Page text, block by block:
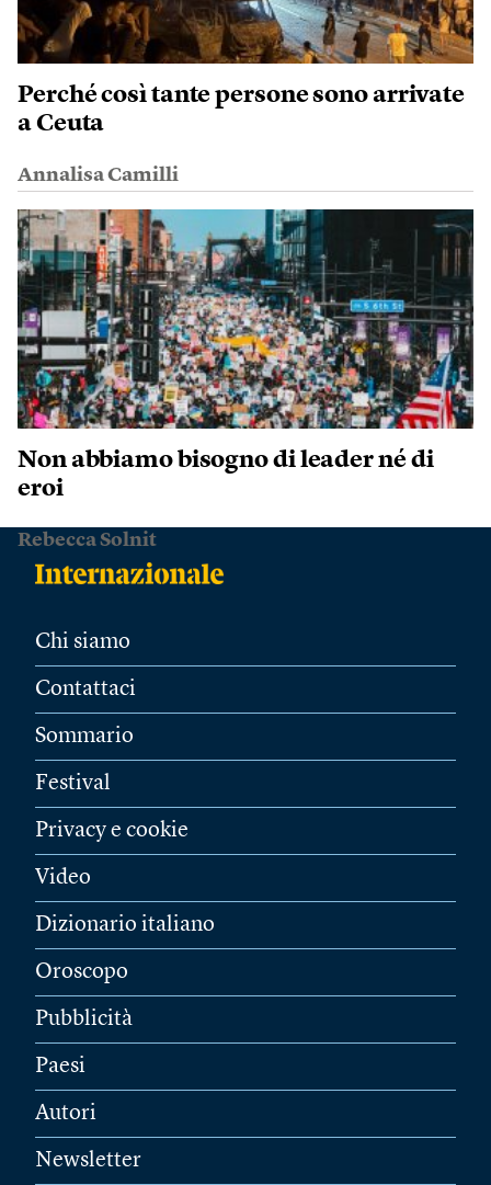
Perché così tante persone sono arrivate
a Ceuta
Annalisa Camilli
Non abbiamo bisogno di leader né di
eroi
Rebecca Solnit
Chi siamo
Contattaci
Sommario
Festival
Privacy e cookie
Video
Dizionario italiano
Oroscopo
Pubblicità
Paesi
Autori
Newsletter